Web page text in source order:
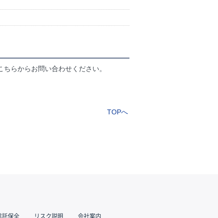
らからお問い合わせください。
TOPへ
託保全 リスク説明 会社案内